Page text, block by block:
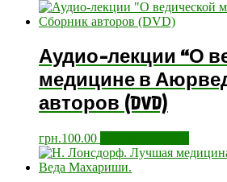
Аудио-лекции “О
медицине в
авторов (DVD)
грн.100.00